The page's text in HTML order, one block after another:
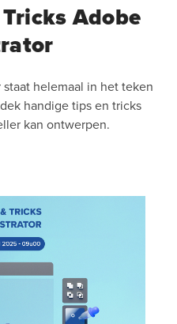
Adobe
helemaal in het teken
handige tips en tricks
kan ontwerpen.